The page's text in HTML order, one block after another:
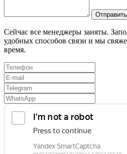
Отправить
Сейчас все менеджеры заняты.
удобных способов связи и мы
время.